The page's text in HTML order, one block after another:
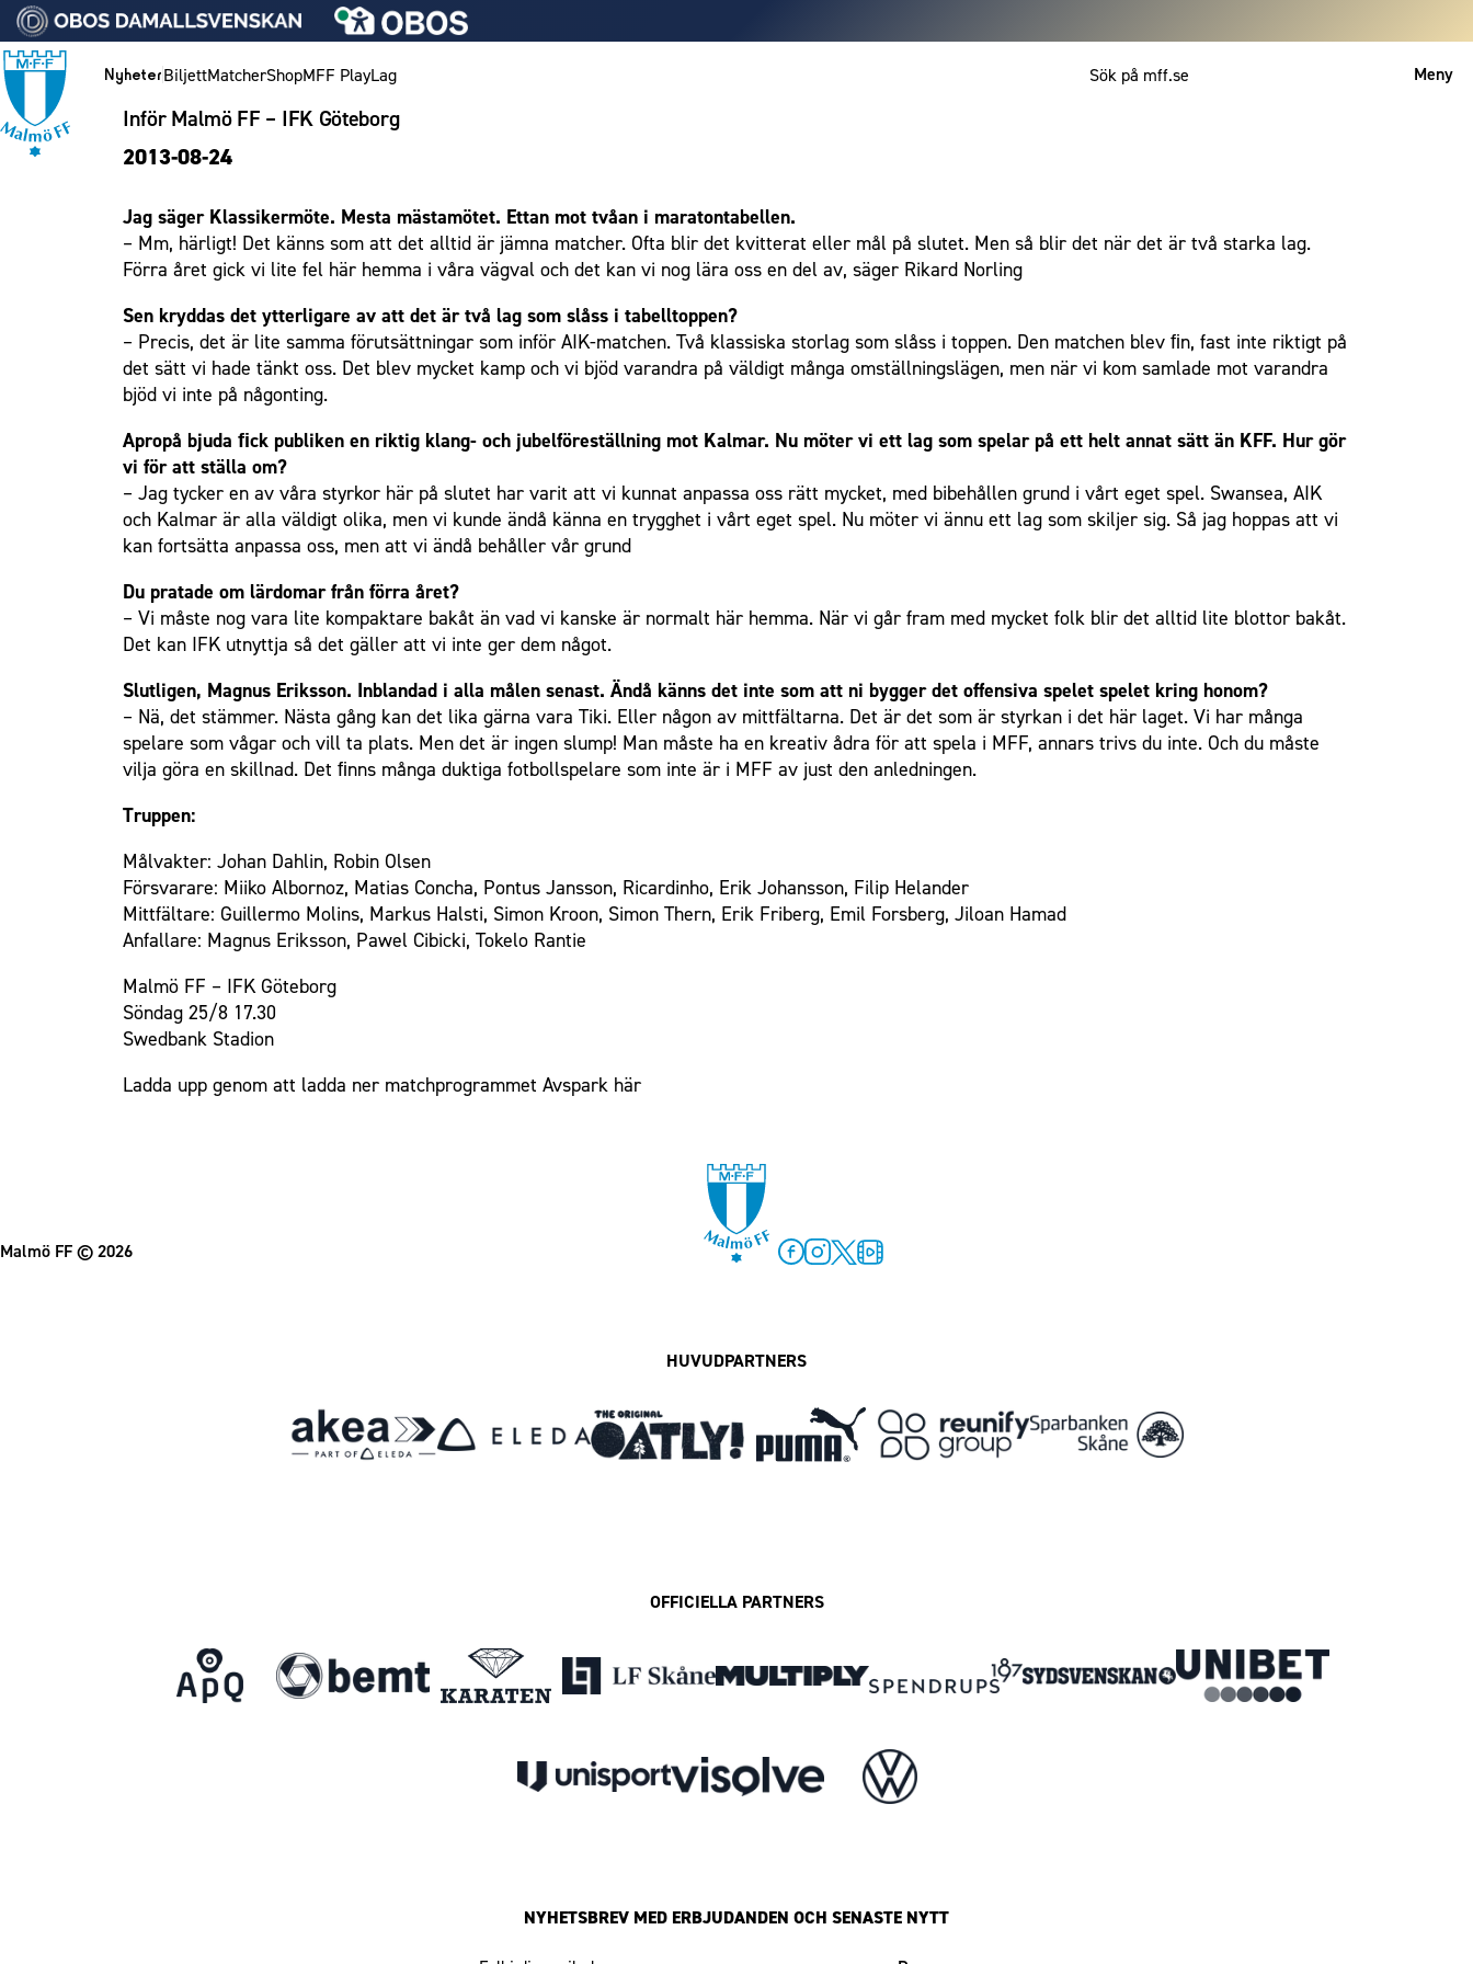
Vidare till innehållet
NyheterBiljettMatcherShopMFF PlayLag Meny
Nyheter
Nyheter
Kalender
Biljett
Årskort herr
Mitt MFF
Biljetter till bortamatcher
Lag och spelare
Lag
Herrlaget
Ledarstab
Damlaget
Ledarstab
Medlem
Medlemskap i Malmö FF
Årsmöte 2026
Ungdom
MFF Ungdom
Sommarfotboll
Fotbollsskolan
Fotbollsnätverket
F19
P17
F17
Malmö Trophy
Företag
Bli företagspartner
Nätverket
Partner dam
Eleda Stadion
Eleda Stadion
Erics Bar & Restaurang
MFF-museet & rundvandringar
1910 Event
1910 Event
Fest & Event
Möte
Mässa
Julshow
Inspiration
Vanliga frågor om 1910 Event
Hållbarhet
Hållbarhet
Himmelsblå framtid – en match för miljön
Laget för alla
Nattfotboll
Karriärakademin
Grundskolefotboll mot rasismer
Skolakademier
Fonder
Om Malmö FF
Om Malmö FF
Kontakt
Historik – herrlaget
Historik – damlaget
Policydokument
Personuppgiftspolicy
Inför Malmö FF – IFK Göteborg
2013-08-24
Jag säger Klassikermöte. Mesta mästamötet. Ettan mot tvåan i maratontabellen.
– Mm, härligt! Det känns som att det alltid är jämna matcher. Ofta blir det kvitterat eller mål på slutet. Men så blir det när det är två starka lag.
Förra året gick vi lite fel här hemma i våra vägval och det kan vi nog lära oss en del av, säger Rikard Norling
Sen kryddas det ytterligare av att det är två lag som slåss i tabelltoppen?
– Precis, det är lite samma förutsättningar som inför AIK-matchen. Två klassiska storlag som slåss i toppen. Den matchen blev ﬁn, fast inte riktigt på
det sätt vi hade tänkt oss. Det blev mycket kamp och vi bjöd varandra på väldigt många omställningslägen, men när vi kom samlade mot varandra
bjöd vi inte på någonting.
Apropå bjuda ﬁck publiken en riktig klang- och jubelföreställning mot Kalmar. Nu möter vi ett lag som spelar på ett helt annat sätt än KFF. Hur gör
vi för att ställa om?
– Jag tycker en av våra styrkor här på slutet har varit att vi kunnat anpassa oss rätt mycket, med bibehållen grund i vårt eget spel. Swansea, AIK
och Kalmar är alla väldigt olika, men vi kunde ändå känna en trygghet i vårt eget spel. Nu möter vi ännu ett lag som skiljer sig. Så jag hoppas att vi
kan fortsätta anpassa oss, men att vi ändå behåller vår grund
Du pratade om lärdomar från förra året?
– Vi måste nog vara lite kompaktare bakåt än vad vi kanske är normalt här hemma. När vi går fram med mycket folk blir det alltid lite blottor bakåt.
Det kan IFK utnyttja så det gäller att vi inte ger dem något.
Slutligen, Magnus Eriksson. Inblandad i alla målen senast. Ändå känns det inte som att ni bygger det offensiva spelet spelet kring honom?
– Nä, det stämmer. Nästa gång kan det lika gärna vara Tiki. Eller någon av mittfältarna. Det är det som är styrkan i det här laget. Vi har många
spelare som vågar och vill ta plats. Men det är ingen slump! Man måste ha en kreativ ådra för att spela i MFF, annars trivs du inte. Och du måste
vilja göra en skillnad. Det ﬁnns många duktiga fotbollspelare som inte är i MFF av just den anledningen.
Truppen:
Målvakter: Johan Dahlin, Robin Olsen
Försvarare: Miiko Albornoz, Matias Concha, Pontus Jansson, Ricardinho, Erik Johansson, Filip Helander
Mittfältare: Guillermo Molins, Markus Halsti, Simon Kroon, Simon Thern, Erik Friberg, Emil Forsberg, Jiloan Hamad
Anfallare: Magnus Eriksson, Pawel Cibicki, Tokelo Rantie
Malmö FF – IFK Göteborg
Söndag 25/8 17.30
Swedbank Stadion
Ladda upp genom att ladda ner matchprogrammet Avspark här
Malmö FF© 2026
HUVUDPARTNERS
OFFICIELLA PARTNERS
NYHETSBREV MED ERBJUDANDEN OCH SENASTE NYTT